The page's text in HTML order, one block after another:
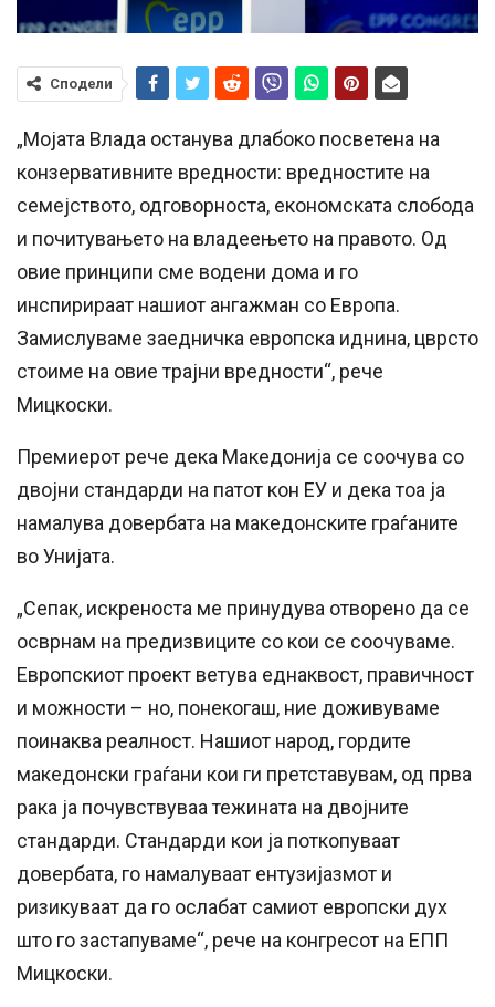
Сподели
„Мојата Влада останува длабоко посветена на
конзервативните вредности: вредностите на
семејството, одговорноста, економската слобода
и почитувањето на владеењето на правото. Од
овие принципи сме водени дома и го
инспирираат нашиот ангажман со Европа.
Замислуваме заедничка европска иднина, цврсто
стоиме на овие трајни вредности“, рече
Мицкоски.
Премиерот рече дека Македонија се соочува со
двојни стандарди на патот кон ЕУ и дека тоа ја
намалува довербата на македонските граѓаните
во Унијата.
„Сепак, искреноста ме принудува отворено да се
осврнам на предизвиците со кои се соочуваме.
Европскиот проект ветува еднаквост, правичност
и можности – но, понекогаш, ние доживуваме
поинаква реалност. Нашиот народ, гордите
македонски граѓани кои ги претставувам, од прва
рака ја почувствуваа тежината на двојните
стандарди. Стандарди кои ја поткопуваат
довербата, го намалуваат ентузијазмот и
ризикуваат да го ослабат самиот европски дух
што го застапуваме“, рече на конгресот на ЕПП
Мицкоски.